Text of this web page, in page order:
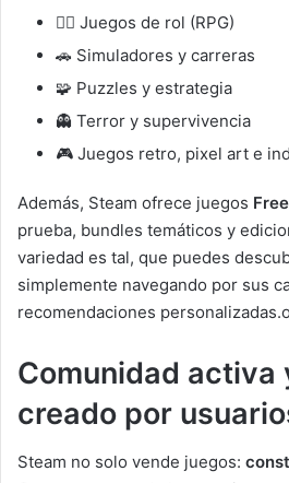
🧙‍♂️ Juegos de rol (RPG)
🚗 Simuladores y carreras
🧩 Puzzles y estrategia
👻 Terror y supervivencia
🎮 Juegos retro, pixel art e
Además, Steam ofrece juegos
prueba, bundles temáticos y
variedad es tal, que puedes
simplemente navegando por sus
recomendaciones
Comunidad activa
creado por
Steam no solo vende juegos: